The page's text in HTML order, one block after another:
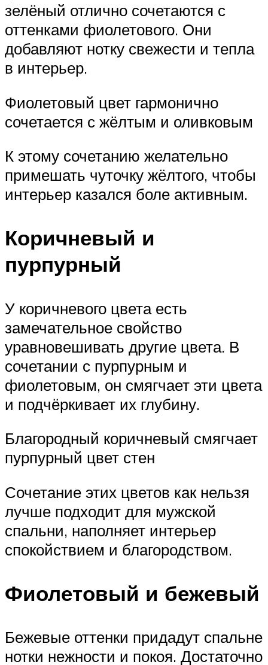
зелёный отлично сочетаются с
оттенками фиолетового. Они
добавляют нотку свежести и тепла
в интерьер.
Фиолетовый цвет гармонично
сочетается с жёлтым и оливковым
К этому сочетанию желательно
примешать чуточку жёлтого, чтобы
интерьер казался боле активным.
Коричневый и
пурпурный
У коричневого цвета есть
замечательное свойство
уравновешивать другие цвета. В
сочетании с пурпурным и
фиолетовым, он смягчает эти цвета
и подчёркивает их глубину.
Благородный коричневый смягчает
пурпурный цвет стен
Сочетание этих цветов как нельзя
лучше подходит для мужской
спальни, наполняет интерьер
спокойствием и благородством.
Фиолетовый и бежевый
Бежевые оттенки придадут спальне
нотки нежности и покоя. Достаточно